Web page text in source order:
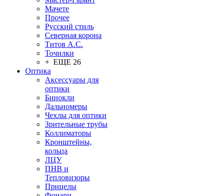
Мачете
Прочее
Русский стиль
Северная корона
Титов А.С.
Точилки
+ ЕЩЕ 26
Оптика
Аксессуары для
оптики
Бинокли
Дальномеры
Чехлы для оптики
Зрительные трубы
Коллиматоры
Кронштейны,
кольца
ЛЦУ
ПНВ и
Тепловизоры
Прицелы